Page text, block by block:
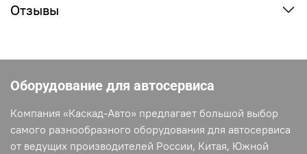
Отзывы
Оборудование для автосервиса
Компания «Каскад-Авто» предлагает большой выбор
самого разнообразного оборудования для автосервиса
от ведущих производителей России, Китая, Южной